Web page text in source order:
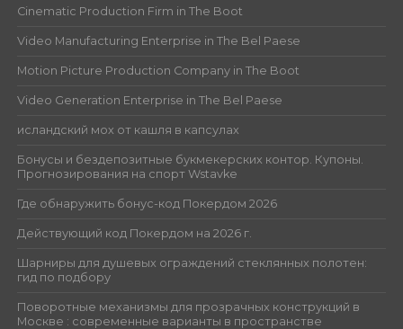
Cinematic Production Firm in The Boot
Video Manufacturing Enterprise in The Bel Paese
Motion Picture Production Company in The Boot
Video Generation Enterprise in The Bel Paese
исландский мох от кашля в капсулах
Бонусы и бездепозитные букмекерских контор. Купоны.
Прогнозирования на спорт Wstavke
Где обнаружить бонус-код Покердом 2026
Действующий код Покердом на 2026 г.
Шарниры для душевых ограждений стеклянных полотен:
гид по подбору
Поворотные механизмы для прозрачных конструкций в
Москве : современные варианты в пространстве